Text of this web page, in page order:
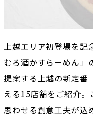
上越エリア初登場を
むろ酒かすらーめん」
提案する上越の新定番
える15店舗をご紹介。
思わせる創意工夫が込